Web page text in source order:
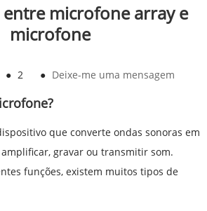
microfone array e
microfone
● 2 ● Deixe-me uma mensagem
que converte ondas sonoras em
gravar ou transmitir som.
funções, existem muitos tipos de